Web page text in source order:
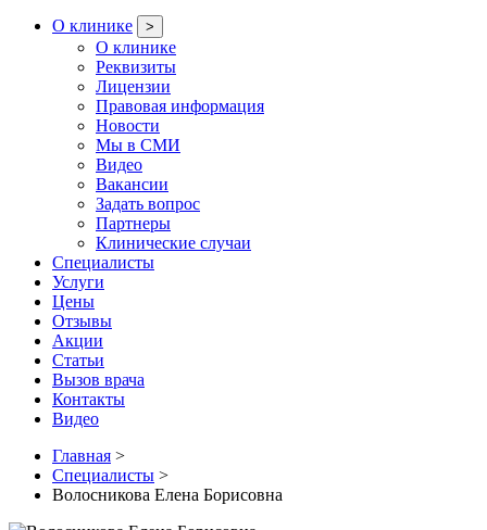
О клинике >
О клинике
Реквизиты
Лицензии
Правовая информация
Новости
Мы в СМИ
Видео
Вакансии
Задать вопрос
Партнеры
Клинические случаи
Специалисты
Услуги
Цены
Отзывы
Акции
Статьи
Вызов врача
Контакты
Видео
Главная >
Специалисты >
Волосникова Елена Борисовна